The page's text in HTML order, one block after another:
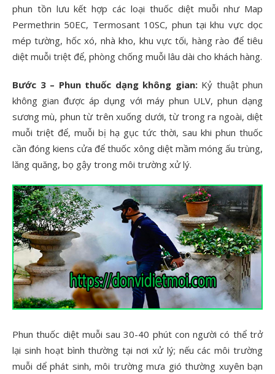
phun tồn lưu kết hợp các loại thuốc diệt muỗi như Map
Permethrin 50EC, Termosant 10SC, phun tại khu vực dọc
mép tường, hốc xó, nhà kho, khu vực tối, hàng rào để tiêu
diệt muỗi triệt để, phòng chống muỗi lâu dài cho khách hàng.
Bước 3 – Phun thuốc dạng không gian: Kỷ thuật phun
không gian được áp dụng với máy phun ULV, phun dạng
sương mù, phun từ trên xuống dưới, từ trong ra ngoài, diệt
muỗi triệt để, muỗi bị hạ gục tức thời, sau khi phun thuốc
cần đóng kiens cửa để thuốc xông diệt mầm móng ấu trùng,
lăng quăng, bọ gậy trong môi trường xử lý.
Phun thuốc diệt muỗi sau 30-40 phút con người có thể trở
lại sinh hoạt bình thường tại nơi xử lý; nếu các môi trường
muỗi dể phát sinh, môi trường mưa gió thường xuyên bạn